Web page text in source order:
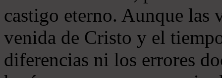
castigo eterno. Aunque las
venida de Cristo y el
diferencias ni los errores